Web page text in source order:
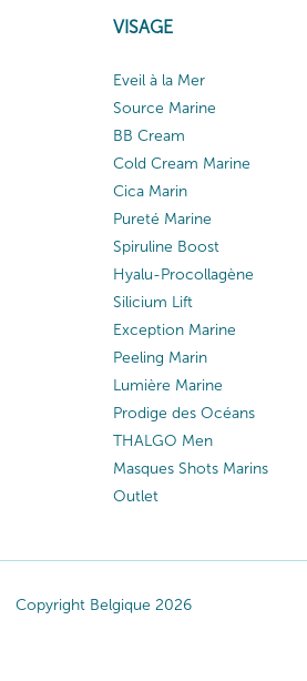
VISAGE
Eveil à la Mer
Source Marine
BB Cream
Cold Cream Marine
Cica Marin
Pureté Marine
Spiruline Boost
Hyalu-Procollagène
Silicium Lift
Exception Marine
Peeling Marin
Lumière Marine
Prodige des Océans
THALGO Men
Masques Shots Marins
Outlet
Copyright Belgique 2026